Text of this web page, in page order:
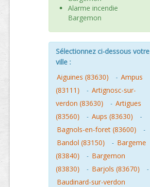
Alarme incendie
Bargemon
Sélectionnez ci-dessous votre
ville :
Aiguines (83630)
- Ampus
(83111)
- Artignosc-sur-
verdon (83630)
- Artigues
(83560)
- Aups (83630)
-
Bagnols-en-foret (83600)
-
Bandol (83150)
- Bargeme
(83840)
- Bargemon
(83830)
- Barjols (83670)
-
Baudinard-sur-verdon